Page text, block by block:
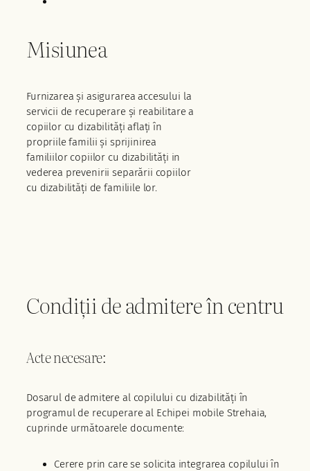
Misiunea
Furnizarea și asigurarea accesului la
servicii de recuperare și reabilitare a
copiilor cu dizabilități aflați în
propriile familii și sprijinirea
familiilor copiilor cu dizabilități in
vederea prevenirii separării copiilor
cu dizabilități de familiile lor.
Condiții de admitere în centru
Acte necesare:
Dosarul de admitere al copilului cu dizabilități în
programul de recuperare al Echipei mobile Strehaia,
cuprinde următoarele documente:
Cerere prin care se solicita integrarea copilului în